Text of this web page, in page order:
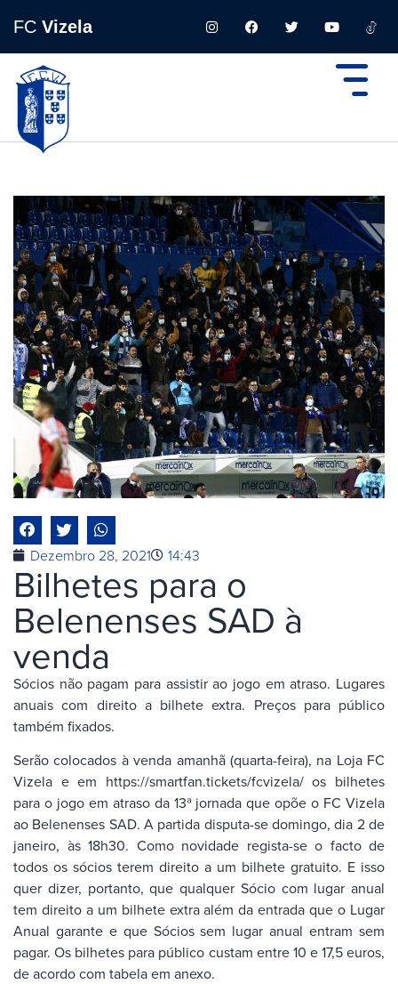
FC Vizela
Dezembro 28, 2021 14:43
Bilhetes para o
Belenenses SAD à
venda
Sócios não pagam para assistir ao jogo em atraso. Lugares
anuais com direito a bilhete extra. Preços para público
também fixados.
Serão colocados à venda amanhã (quarta-feira), na Loja FC
Vizela e em https://smartfan.tickets/fcvizela/ os bilhetes
para o jogo em atraso da 13ª jornada que opõe o FC Vizela
ao Belenenses SAD. A partida disputa-se domingo, dia 2 de
janeiro, às 18h30. Como novidade regista-se o facto de
todos os sócios terem direito a um bilhete gratuito. E isso
quer dizer, portanto, que qualquer Sócio com lugar anual
tem direito a um bilhete extra além da entrada que o Lugar
Anual garante e que Sócios sem lugar anual entram sem
pagar. Os bilhetes para público custam entre 10 e 17,5 euros,
de acordo com tabela em anexo.